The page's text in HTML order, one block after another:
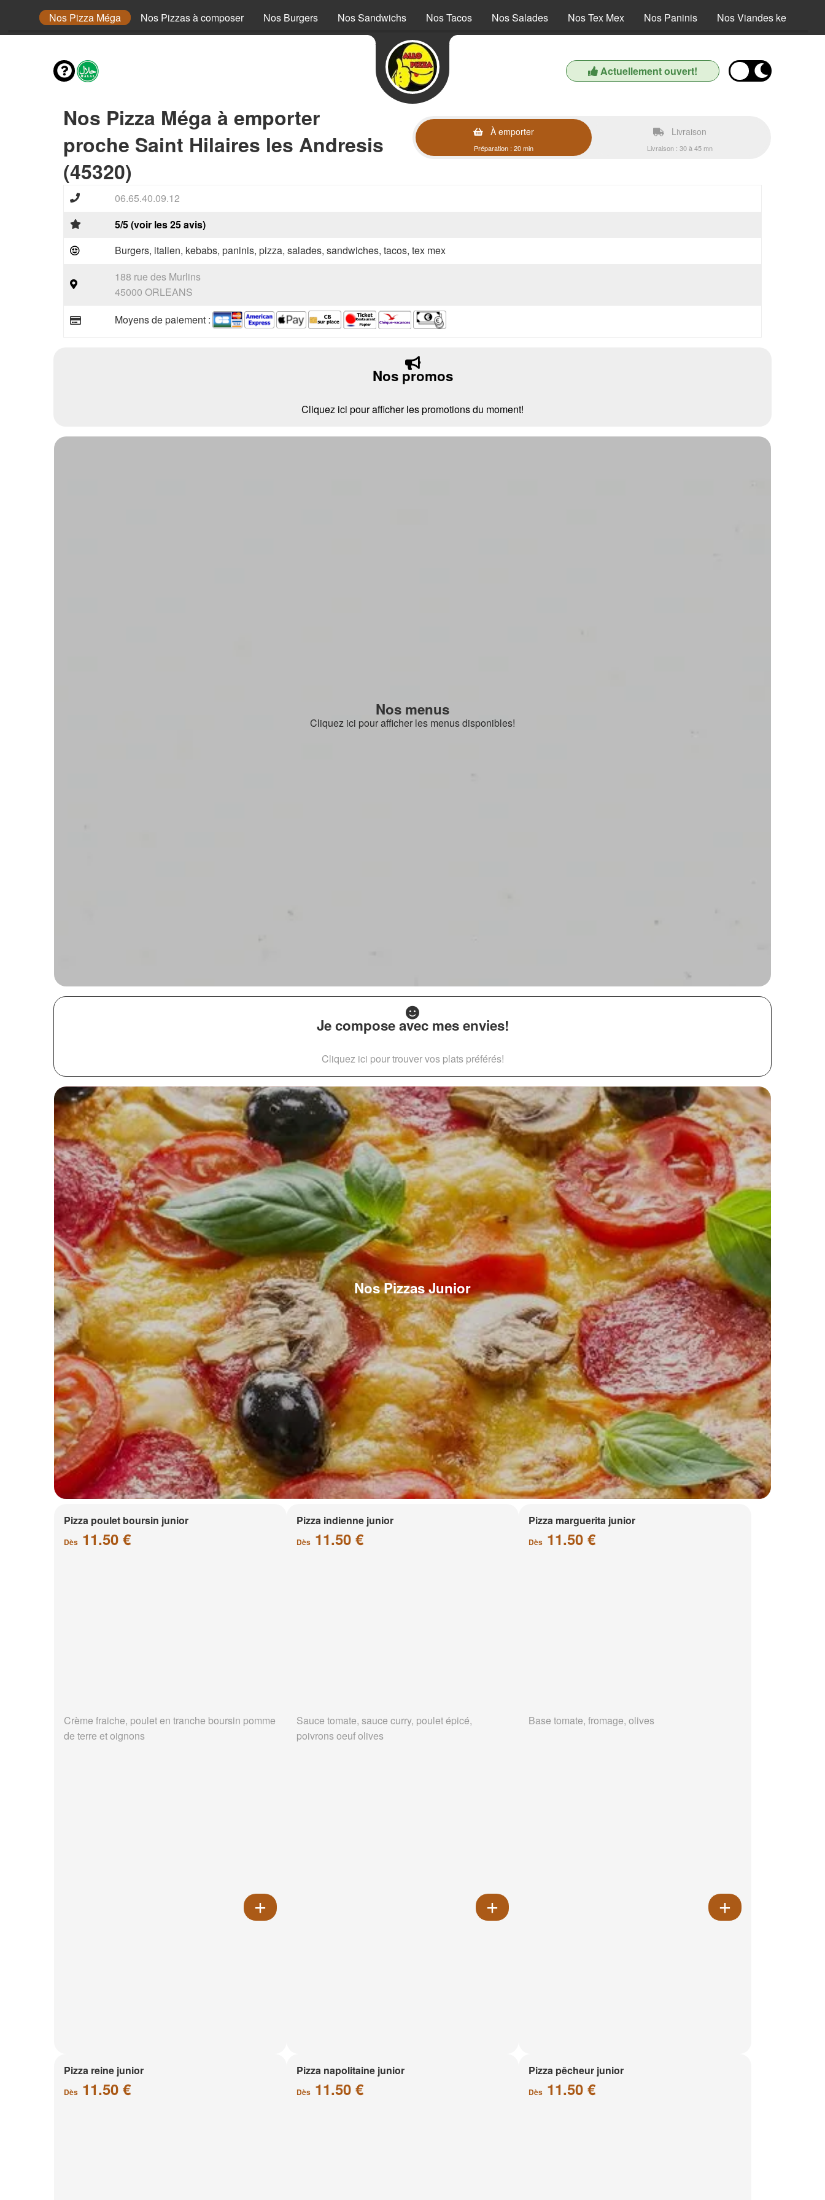
Nos Pizza Méga Nos Pizzas à composer Nos Burgers Nos Sandwichs Nos Tacos Nos Salades Nos Tex Mex Nos Paninis Nos Viandes kebab
Actuellement ouvert!
Nos Pizza Méga à emporter
proche Saint Hilaires les Andresis
(45320)
À emporter
Préparation : 20 min
Livraison
Livraison : 30 à 45 mn
06.65.40.09.12
5/5 (voir les 25 avis)
Burgers, italien, kebabs, paninis, pizza, salades, sandwiches, tacos, tex mex
188 rue des Murlins
45000 ORLEANS
Moyens de paiement :
Nos promos
Cliquez ici pour afficher les promotions du moment!
Nos menus
Cliquez ici pour afficher les menus disponibles!
Je compose avec mes envies!
Cliquez ici pour trouver vos plats préférés!
Nos Pizzas Junior
Pizza poulet boursin junior
Dès 11.50 €
Crème fraiche, poulet en tranche boursin pomme
de terre et oignons
Pizza indienne junior
Dès11.50 €
Sauce tomate, sauce curry, poulet épicé,
poivrons oeuf olives
Pizza marguerita junior
Dès 11.50 €
Base tomate, fromage, olives
Pizza reine junior
Dès 11.50 €
Pizza napolitaine junior
Dès11.50 €
Pizza pêcheur junior
Dès 11.50 €